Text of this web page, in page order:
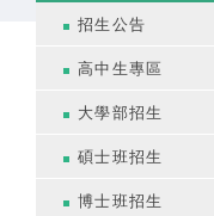
招生公告
高中生專區
大學部招生
碩士班招生
博士班招生